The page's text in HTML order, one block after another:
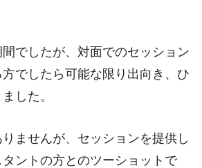
でしたが、対面でのセッション
でしたら可能な限り出向き、ひ
した。
ませんが、セッションを提供し
ントの方とのツーショットで